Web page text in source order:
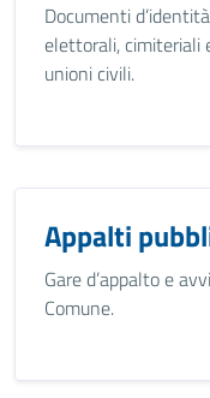
Documenti
elettorali, cimiteriali
unioni civili.
Appalti
Gare d’appalto e
Comune.